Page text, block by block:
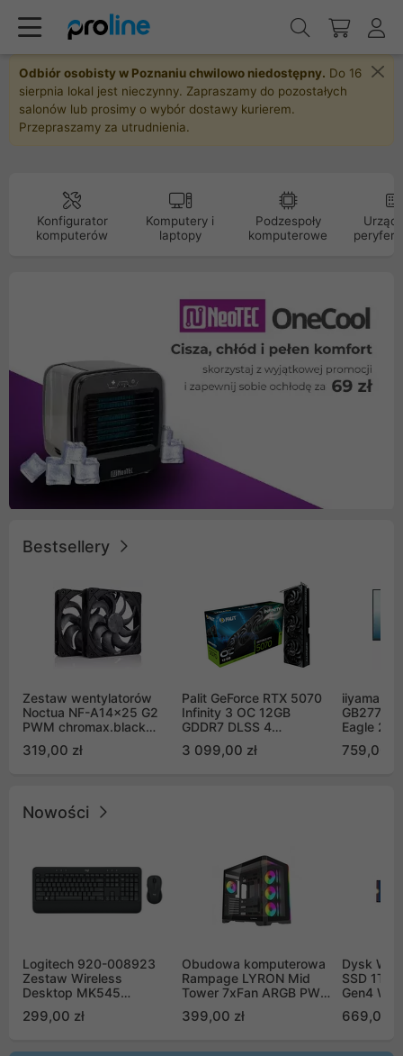
Odbiór osobisty w Poznaniu chwilowo niedostępny. Do 16
sierpnia lokal jest nieczynny. Zapraszamy do pozostałych
salonów lub prosimy o wybór dostawy kurierem.
Przepraszamy za utrudnienia.
Konfigurator
komputerów
Komputery i
laptopy
Podzespoły
komputerowe
Bestsellery
Zestaw wentylatorów
Noctua NF-A14x25 G2
PWM chromax.black
Push Pull (2szt)
319,00 zł
Palit GeForce RTX 5070
Infinity 3 OC 12GB
GDDR7 DLSS 4
GB2050S)
3 099,00 zł
iiyama G-
Eagle 27"
759,00 zł
Nowości
Logitech 920-008923
Zestaw Wireless
Desktop MK545
299,00 zł
Obudowa komputerowa
Rampage LYRON Mid
Tower 7xFan ARGB PWM
399,00 zł
Dysk WD
SSD 1TB
Gen4
669,00